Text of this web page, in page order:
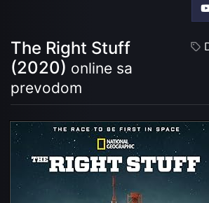
The Right Stuff
(2020) online sa
prevodom